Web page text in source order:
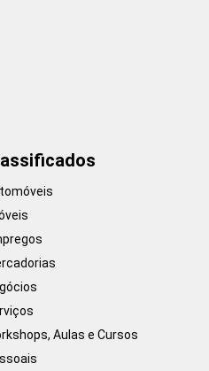
Aulas e Cursos